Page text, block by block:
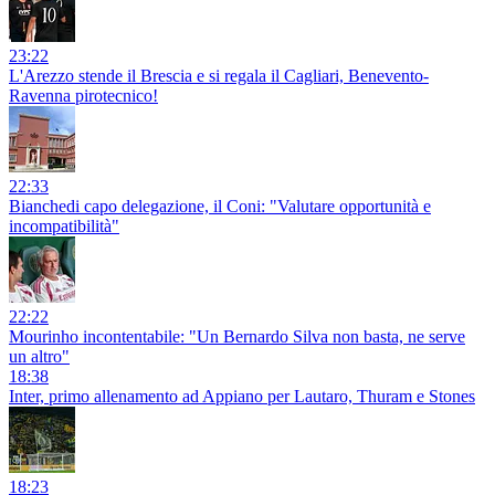
23:22
L'Arezzo stende il Brescia e si regala il Cagliari, Benevento-
Ravenna pirotecnico!
22:33
Bianchedi capo delegazione, il Coni: "Valutare opportunità e
incompatibilità"
22:22
Mourinho incontentabile: "Un Bernardo Silva non basta, ne serve
un altro"
18:38
Inter, primo allenamento ad Appiano per Lautaro, Thuram e Stones
18:23